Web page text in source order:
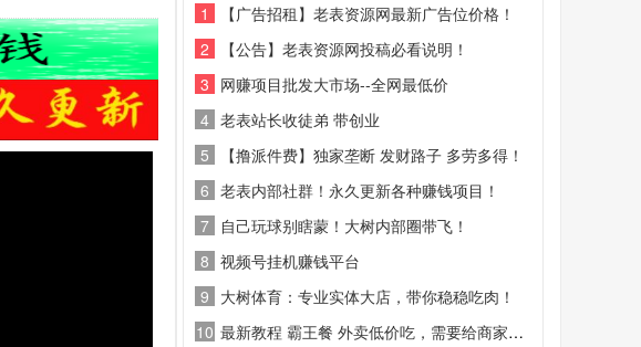
1
【广告招租】老表资源网最新广告位价格！
2
【公告】老表资源网投稿必看说明！
3 网赚项目批发大市场--全网最低价
4 老表站长收徒弟 带创业
5
【撸派件费】独家垄断 发财路子 多劳多得！
6 老表内部社群！永久更新各种赚钱项目！
7 自己玩球别瞎蒙！大树内部圈带飞！
8 视频号挂机赚钱平台
9 大树体育：专业实体大店，带你稳稳吃肉！
10 最新教程 霸王餐 外卖低价吃，需要给商家好评